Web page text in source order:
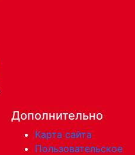
Дополнительно
Карта сайта
Пользовательское